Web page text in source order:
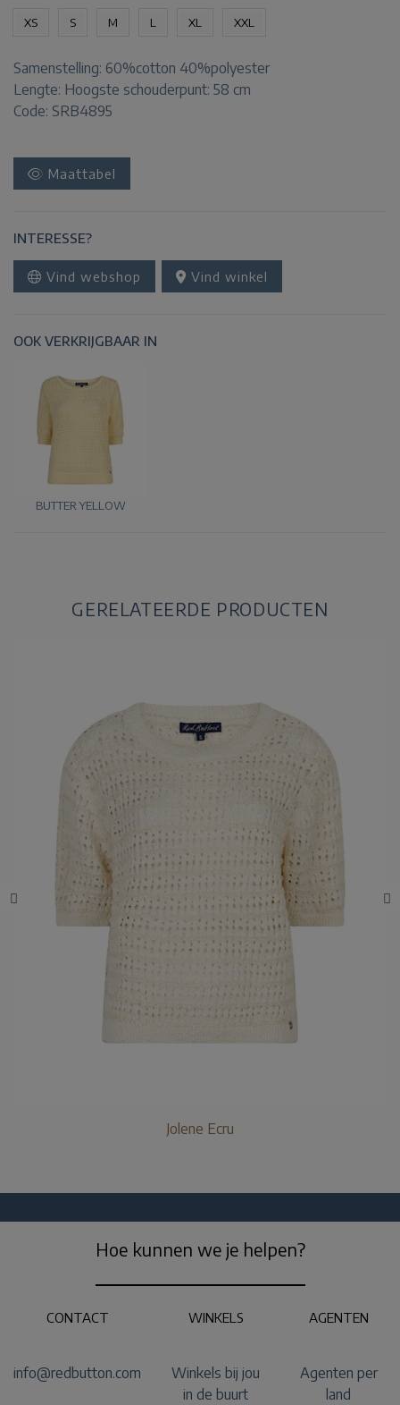
XS S M L XL XXL
Samenstelling: 60%cotton 40%polyester
Lengte: Hoogste schouderpunt: 58 cm
Code: SRB4895
Maattabel
INTERESSE?
Vind webshop Vind winkel
OOK VERKRIJGBAAR IN
BUTTER YELLOW
GERELATEERDE PRODUCTEN
Jolene Ecru
Hoe kunnen we je helpen?
CONTACT
info@redbutton.com
WINKELS
Winkels bij jou
in de buurt
AGENTEN
Agenten per
land